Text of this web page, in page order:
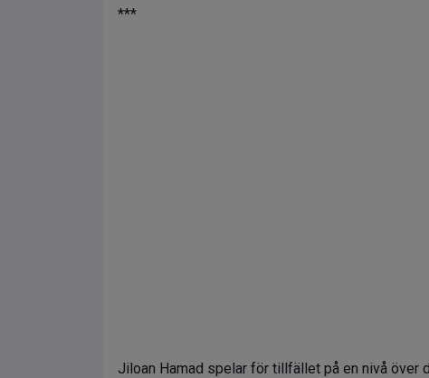
***
Jiloan Hamad spelar för tillfället på en nivå över